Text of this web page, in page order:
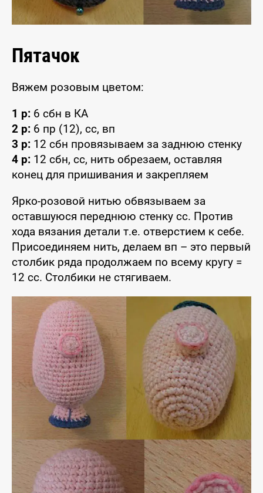
Пятачок
Вяжем розовым цветом:
1 р: 6 сбн в КА
2 р: 6 пр (12), сс, вп
3 р: 12 сбн провязываем за заднюю стенку
4 р: 12 сбн, сс, нить обрезаем, оставляя
конец для пришивания и закрепляем
Ярко-розовой нитью обвязываем за
оставшуюся переднюю стенку сс. Против
хода вязания детали т.е. отверстием к себе.
Присоединяем нить, делаем вп – это первый
столбик ряда продолжаем по всему кругу =
12 сс. Столбики не стягиваем.